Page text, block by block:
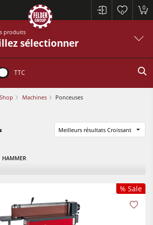
0
0
toupies
à 5 fonctions
produits
sélectionner
TTC
Shop Machines Ponceuses
Meilleurs résultats Croissant
HAMMER
% Sale